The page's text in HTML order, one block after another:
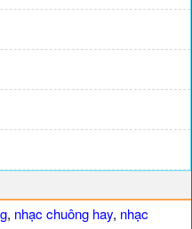
, nhạc chuông hay, nhạc